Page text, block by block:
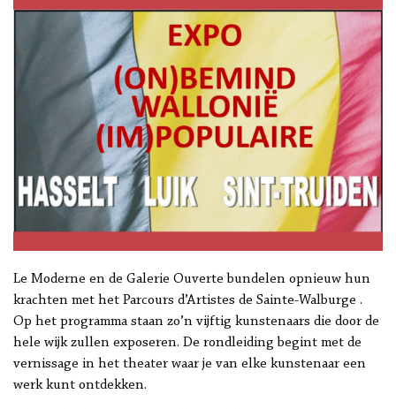
Le Moderne en de Galerie Ouverte bundelen opnieuw hun
krachten met het Parcours d’Artistes de Sainte-Walburge .
Op het programma staan zo’n vijftig kunstenaars die door de
hele wijk zullen exposeren. De rondleiding begint met de
vernissage in het theater waar je van elke kunstenaar een
werk kunt ontdekken.